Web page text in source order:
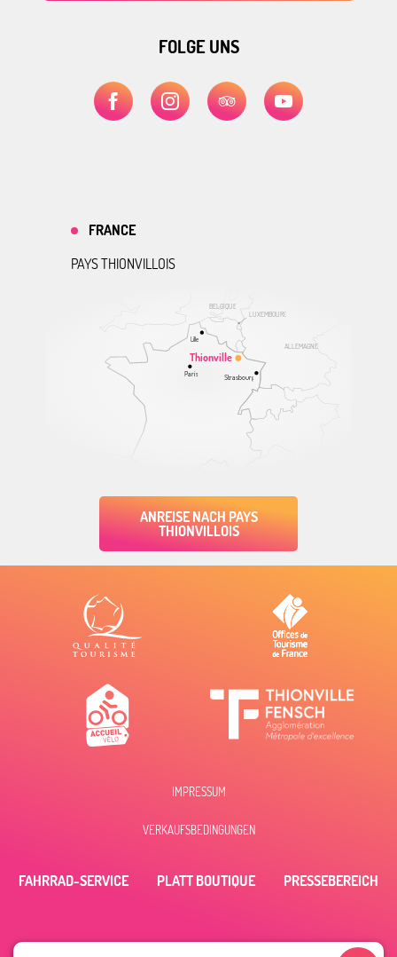
FOLGE UNS
ALLEMAGNE
BELGIQUE
LUXEMBOURG
Thionville
Lille
Paris Strasbourg
FRANCE
PAYS THIONVILLOIS
ANREISE NACH PAYS
THIONVILLOIS
IMPRESSUM
VERKAUFSBEDINGUNGEN
FAHRRAD-SERVICE PLATT BOUTIQUE PRESSEBEREICH